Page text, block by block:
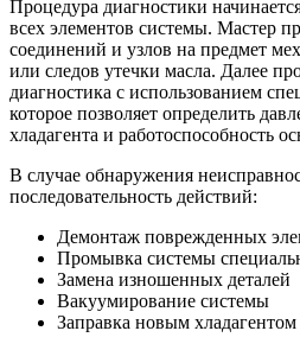
Процедура диагностики
всех элементов системы. Мастер
соединений и узлов на предмет
или следов утечки масла. Далее
диагностика с использованием
которое позволяет определить
хладагента и работоспособность
В случае обнаружения
последовательность действий:
Демонтаж поврежденных
Промывка системы
Замена изношенных деталей
Вакуумирование системы
Заправка новым хладагентом